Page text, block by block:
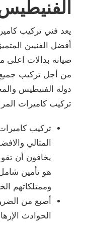
يعد فني تركيب
أفضل الفنيين
صيانة بدالات اعلى
من أجل تركيب جميع
دولة الفنيطيس
تركيب كاميرات
تركيب
المثالي
يخافون أن
هو تأمين
وممتلكاتهم
أصبع من
الحوادث